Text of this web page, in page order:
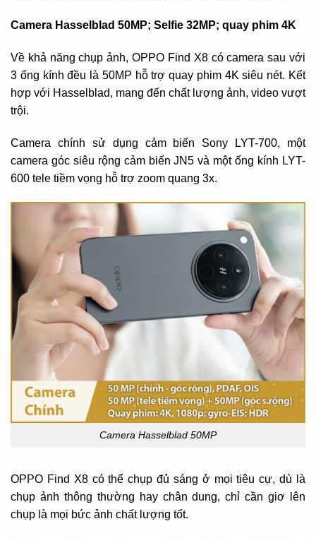
Camera Hasselblad 50MP; Selfie 32MP; quay phim 4K
Về khả năng chụp ảnh, OPPO Find X8 có camera sau với
3 ống kính đều là 50MP hỗ trợ quay phim 4K siêu nét. Kết
hợp với Hasselblad, mang đến chất lượng ảnh, video vượt
trội.
Camera chính sử dụng cảm biến Sony LYT-700, một
camera góc siêu rộng cảm biến JN5 và một ống kính LYT-
600 tele tiềm vọng hỗ trợ zoom quang 3x.
Camera Hasselblad 50MP
OPPO Find X8 có thể chụp đủ sáng ở mọi tiêu cự, dù là
chụp ảnh thông thường hay chân dung, chỉ cần giơ lên
chụp là mọi bức ảnh chất lượng tốt.